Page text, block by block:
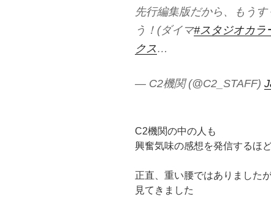
先行編集版だから、もう
う！(ダイマ#スタジオカラ
クス …
— C2機関 (@C2_STAFF)
C2機関の中の人も
興奮気味の感想を発信するほ
正直、重い腰ではありました
見てきました